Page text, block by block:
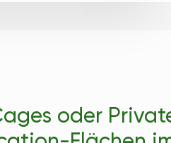
oder